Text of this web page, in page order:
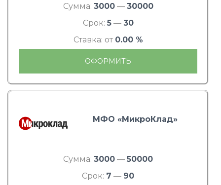
Сумма: 3000— 30000
Срок: 5— 30
Ставка: от 0.00 %
ОФОРМИТЬ
МФО «МикроКлад»
Сумма: 3000 — 50000
Срок: 7 — 90